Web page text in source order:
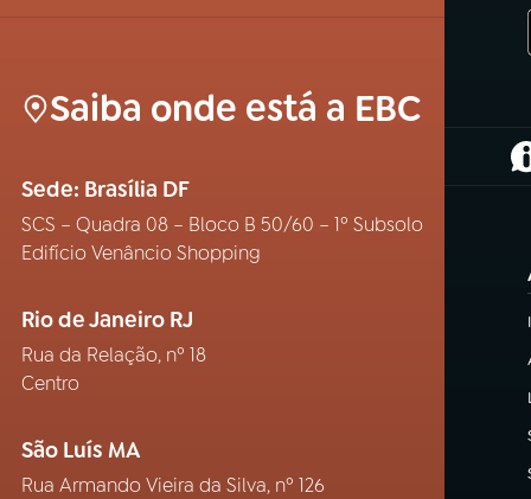
Saiba onde está a EBC
Sede: Brasília DF
SCS – Quadra 08 – Bloco B 50/60 – 1º Subsolo
Edifício Venâncio Shopping
Rio de Janeiro RJ
Rua da Relação, nº 18
Centro
São Luís MA
Rua Armando Vieira da Silva, nº 126